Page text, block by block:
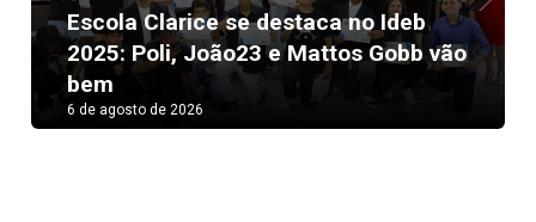
Escola Clarice se destaca no Ideb
2025: Poli, João23 e Mattos Gobb vão
bem
6 de agosto de 2026
Next